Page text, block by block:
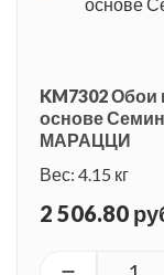
KM7302
основе
МАРАЦЦИ
Вес: 4.15 кг
2 506.80